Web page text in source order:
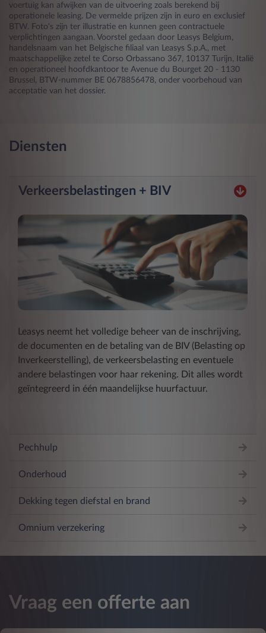
voertuig kan afwijken van de uitvoering zoals berekend bij
operationele leasing. De vermelde prijzen zijn in euro en exclusief
BTW. Foto's zijn ter illustratie en kunnen geen contractuele
verplichtingen aangaan. Voorstel gedaan door Leasys Belgium,
handelsnaam van het Belgische filiaal van Leasys S.p.A., met
maatschappelijke zetel te Corso Orbassano 367, 10137 Turijn, Italië
en operationeel hoofdkantoor te Avenue du Bourget 20 - 1130
Brussel, BTW-nummer BE 0678856478, onder voorbehoud van
acceptatie van het dossier.
Diensten
Verkeersbelastingen + BIV
Leasys neemt het volledige beheer van de inschrijving,
de documenten en de betaling van de BIV (Belasting op
Inverkeerstelling), de verkeersbelasting en eventuele
andere belastingen voor haar rekening. Dit alles wordt
geïntegreerd in één maandelijkse huurfactuur.
Pechhulp
Onderhoud
Dekking tegen diefstal en brand
Omnium verzekering
Vraag een offerte aan